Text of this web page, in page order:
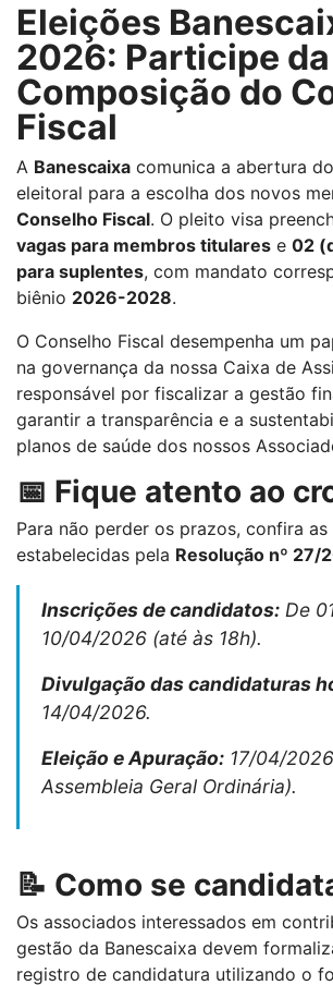
Eleições
2026: Participe da
Composição do
Fiscal
A Banescaixa comunica a abertura
eleitoral para a escolha dos novos
Conselho Fiscal. O pleito visa
vagas para membros titulares e 02
para suplentes, com mandato
biênio 2026-2028.
O Conselho Fiscal desempenha um
na governança da nossa Caixa de
responsável por fiscalizar a gestão
garantir a transparência e a
planos de saúde dos nossos
📅 Fique atento ao
Para não perder os prazos, confira
estabelecidas pela Resolução nº 27/
Inscrições de candidatos: De
10/04/2026 (até às 18h).
Divulgação das candidaturas
14/04/2026.
Eleição e Apuração: 17/04/
Assembleia Geral Ordinária).
📝 Como se
Os associados interessados em
gestão da Banescaixa devem
registro de candidatura utilizando o